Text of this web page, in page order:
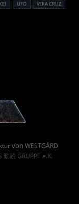
UFO VERA CRUZ
von WESTGÅRD
勤続 GRUPPE e.K.